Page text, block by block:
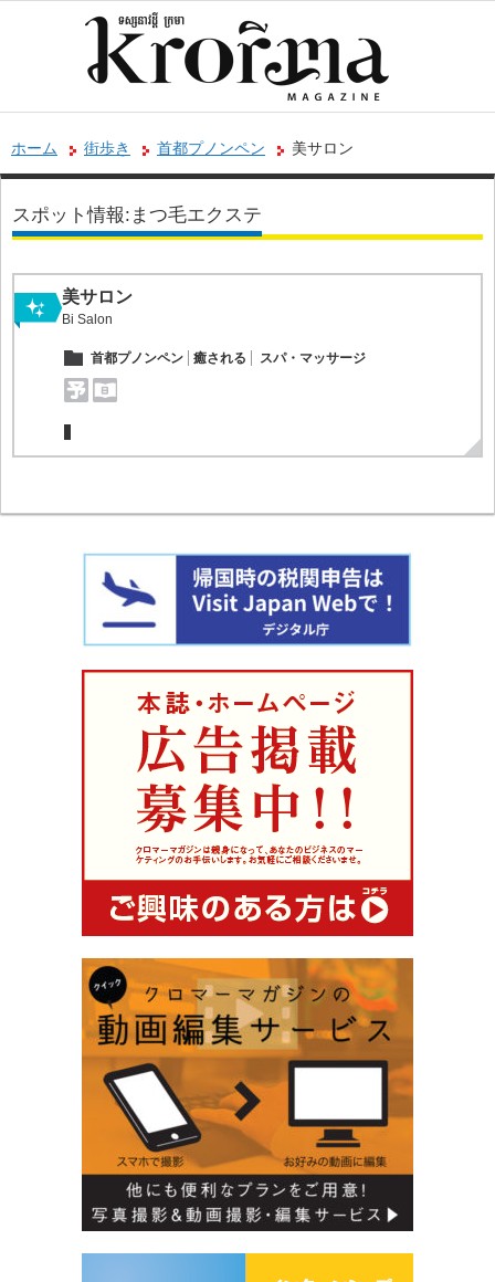
ホーム 街歩き 首都プノンペン 美サロン
スポット情報:まつ毛エクステ
美サロン
Bi Salon
首都プノンペン 癒される スパ・マッサージ